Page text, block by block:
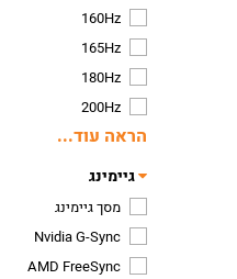
160Hz
165Hz
180Hz
200Hz
הראה עוד...
גיימינג
מסך גיימינג
Nvidia G-Sync
AMD FreeSync